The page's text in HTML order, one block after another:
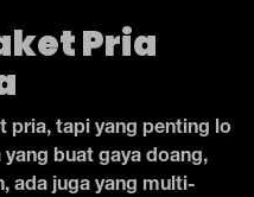
Pria
pria, tapi yang penting lo
buat gaya doang,
ada juga yang multi-